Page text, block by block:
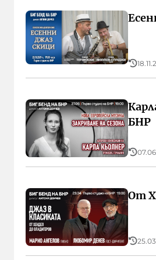
БНР
От